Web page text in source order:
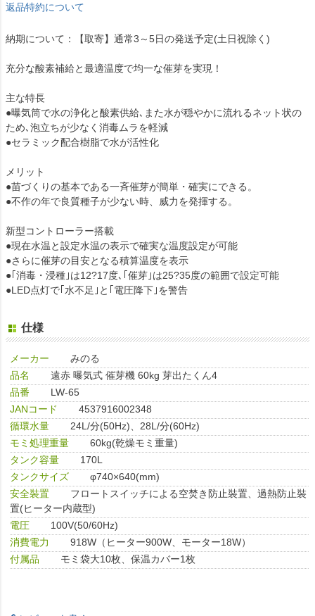
返品特約について
納期について：【取寄】通常3～5日の発送予定(土日祝除く)
充分な酸素補給と最適温度で均一な催芽を実現！
主な特長
●曝気筒で水の浄化と酸素供給､また水が穏やかに流れるネット状の
ため､泡立ちが少なく消毒ムラを軽減
●セラミック配合樹脂で水が活性化
メリット
●苗づくりの基本である一斉催芽が簡単・確実にできる。
●不作の年で良質種子が少ない時、威力を発揮する。
新型コントローラー搭載
●現在水温と設定水温の表示で確実な温度設定が可能
●さらに催芽の目安となる積算温度を表示
●｢消毒・浸種｣は12?17度､｢催芽｣は25?35度の範囲で設定可能
●LED点灯で｢水不足｣と｢電圧降下｣を警告
仕様
メーカー
みのる
品名
遠赤 曝気式 催芽機 60kg 芽出たくん4
品番
LW-65
JANコード
4537916002348
循環水量
24L/分(50Hz)、28L/分(60Hz)
モミ処理重量
60kg(乾燥モミ重量)
タンク容量
170L
タンクサイズ
φ740×640(mm)
安全裝置
フロートスイッチによる空焚き防止裝置、過熱防止裝
置(ヒーター内蔵型)
電圧
100V(50/60Hz)
消費電力
918W（ヒーター900W、モーター18W）
付属品
モミ袋大10枚、保温カバー1枚